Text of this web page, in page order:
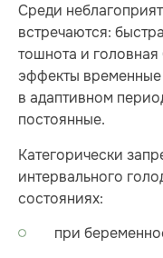
Среди
встречаются:
тошнота и
эффекты
в адаптивном
постоянные.
Категорически
интервального
состояниях:
при